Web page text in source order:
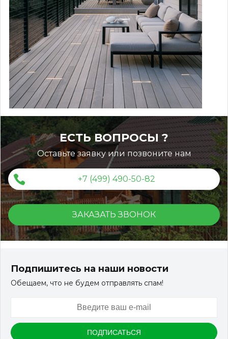
150*25*3000 мм
ЕСТЬ ВОПРОСЫ ?
Оставьте заявку или позвоните нам
+7 (499) 490-50-82
ЗАКАЗАТЬ ЗВОНОК
Подпишитесь на наши новости
Обещаем, что не будем отправлять спам!